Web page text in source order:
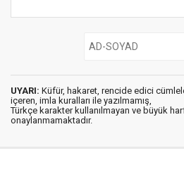
UYARI: Küfür, hakaret, rencide edici
içeren, imla kuralları ile yazılmamış,
Türkçe karakter kullanılmayan ve büyük
onaylanmamaktadır.